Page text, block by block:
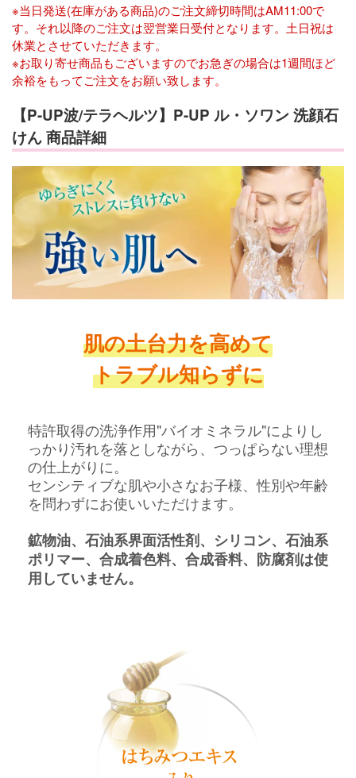
※当日発送(在庫がある商品)のご注文締切時間はAM11:00で
す。それ以降のご注文は翌営業日受付となります。土日祝は
休業とさせていただきます。
※お取り寄せ商品もございますのでお急ぎの場合は1週間ほど
余裕をもってご注文をお願い致します。
【P-UP波/テラヘルツ】P-UP ル・ソワン 洗顔石
けん 商品詳細
肌の土台力を高めて
トラブル知らずに
特許取得の洗浄作用"バイオミネラル"によりし
っかり汚れを落としながら、つっぱらない理想
の仕上がりに。
センシティブな肌や小さなお子様、性別や年齢
を問わずにお使いいただけます。
鉱物油、石油系界面活性剤、シリコン、石油系
ポリマー、合成着色料、合成香料、防腐剤は使
用していません。